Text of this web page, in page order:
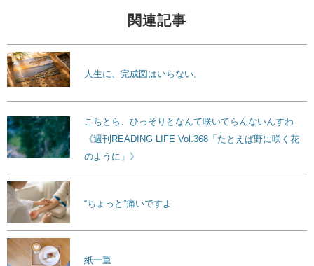
関連記事
人生に、完成図はいらない。
こちとら、ひっそりとなんて咲いてらんないんすわ
《週刊READING LIFE Vol.368「たとえば野に咲く花
のように」》
“ちょっと”痛いですよ
紙一重